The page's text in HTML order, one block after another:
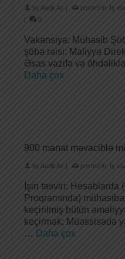
by Audit.Az | posted in: İş
|
0
Vakansiya: Mühasib
şöbə rəisi: Maliyyə
Əsas vəzifə və
Daha çox
900 manat məvaciblə
by Audit.Az | posted in: İş
İşin təsviri: Hesablarda
Proqramında)
keçirilmiş bütün
keçirmək; Müəssisədə
… Daha çox